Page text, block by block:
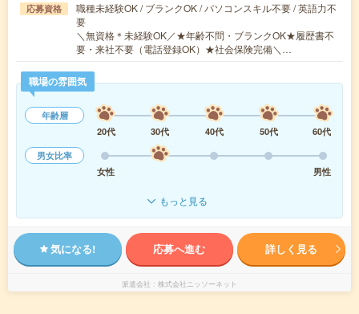
応募資格
職種未経験OK / ブランクOK / パソコンスキル不要 / 英語力不
要
＼無資格＊未経験OK／★年齢不問・ブランクOK★履歴書不
要・来社不要（電話登録OK）★社会保険完備＼…
職場の雰囲気
年齢層
20代
30代 40代 50代
60代
男女比率
女性
男性
もっと見る
気になる! 応募へ進む 詳しく見る
派遣会社 株式会社ニッソーネット